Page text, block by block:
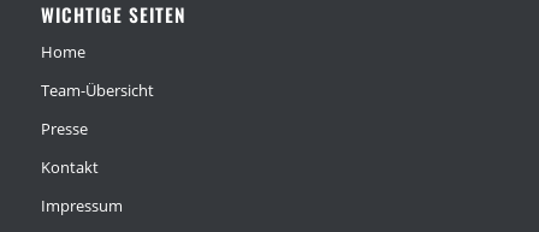
WICHTIGE SEITEN
Home
Team-Übersicht
Presse
Kontakt
Impressum